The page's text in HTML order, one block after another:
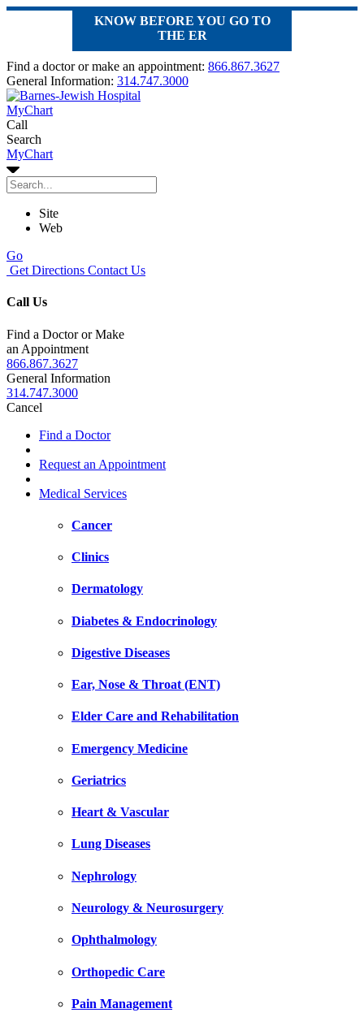
KNOW BEFORE YOU GO TO
THE ER
Find a doctor or make an appointment: 866.867.3627
General Information: 314.747.3000
MyChart
Call
Search
MyChart
Site
Web
Go
Get Directions Contact Us
Call Us
Find a Doctor or Make
an Appointment
866.867.3627
General Information
314.747.3000
Cancel
Find a Doctor
Request an Appointment
Medical Services
Cancer
Clinics
Dermatology
Diabetes & Endocrinology
Digestive Diseases
Ear, Nose & Throat (ENT)
Elder Care and Rehabilitation
Emergency Medicine
Geriatrics
Heart & Vascular
Lung Diseases
Nephrology
Neurology & Neurosurgery
Ophthalmology
Orthopedic Care
Pain Management